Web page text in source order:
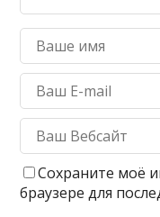
Сохраните моё
браузере для